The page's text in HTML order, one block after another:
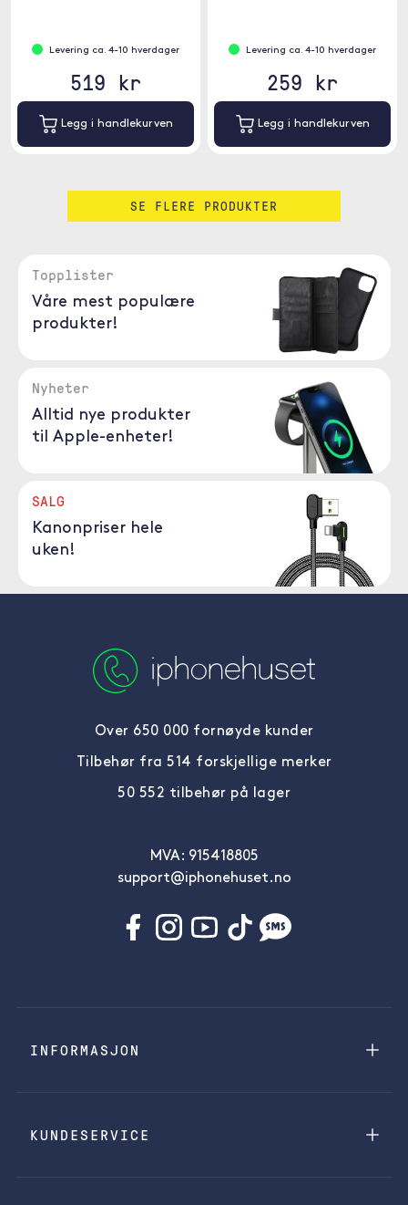
Levering ca. 4-10 hverdager
519 kr
Legg i handlekurven
Levering ca. 4-10 hverdager
259 kr
Legg i handlekurven
SE FLERE PRODUKTER
Topplister
Våre mest populære
produkter!
Nyheter
Alltid nye produkter
til Apple-enheter!
SALG
Kanonpriser hele
uken!
Over 650 000 fornøyde kunder
Tilbehør fra 514 forskjellige merker
50 552 tilbehør på lager
MVA: 915418805
support@iphonehuset.no
INFORMASJON
KUNDESERVICE